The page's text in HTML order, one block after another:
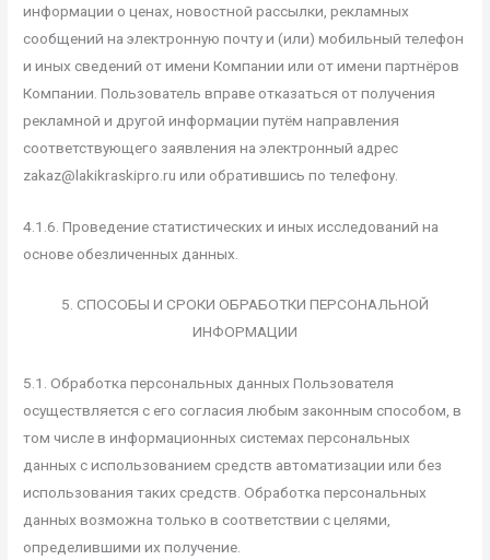
информации о ценах, новостной рассылки, рекламных
сообщений на электронную почту и (или) мобильный телефон
и иных сведений от имени Компании или от имени партнёров
Компании. Пользователь вправе отказаться от получения
рекламной и другой информации путём направления
соответствующего заявления на электронный адрес
zakaz@lakikraskipro.ru или обратившись по телефону.
4.1.6. Проведение статистических и иных исследований на
основе обезличенных данных.
5. СПОСОБЫ И СРОКИ ОБРАБОТКИ ПЕРСОНАЛЬНОЙ
ИНФОРМАЦИИ
5.1. Обработка персональных данных Пользователя
осуществляется с его согласия любым законным способом, в
том числе в информационных системах персональных
данных с использованием средств автоматизации или без
использования таких средств. Обработка персональных
данных возможна только в соответствии с целями,
определившими их получение.